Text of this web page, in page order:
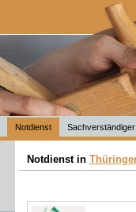
Notdienst Sachverständiger
Notdienst in